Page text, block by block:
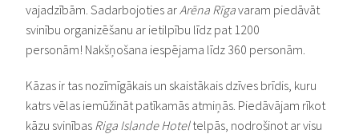
vajadzībām. Sadarbojoties ar Arēna Rīgavaram piedāvāt
svinību organizēšanu ar ietilpību līdz pat 1200
personām! Nakšņošana iespējama līdz 360 personām.
Kāzas ir tas nozīmīgākais un skaistākais dzīves brīdis, kuru
katrs vēlas iemūžināt patīkamās atmiņās. Piedāvājam rīkot
kāzu svinības Riga Islande Hoteltelpās, nodrošinot ar visu